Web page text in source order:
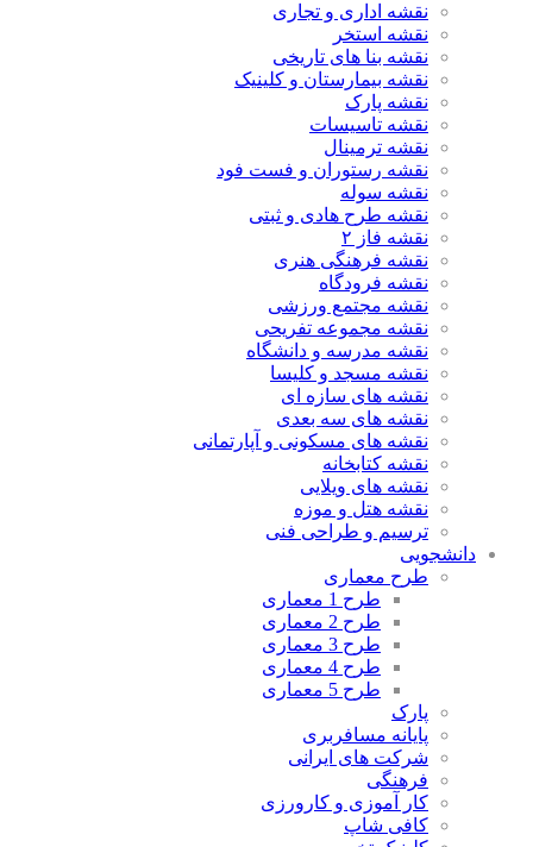
نقشه اداری و تجاری
نقشه استخر
نقشه بنا های تاریخی
نقشه بیمارستان و کلینیک
نقشه پارک
نقشه تاسیسات
نقشه ترمینال
نقشه رستوران و فست فود
نقشه سوله
نقشه طرح هادی و ثبتی
نقشه فاز ۲
نقشه فرهنگی هنری
نقشه فرودگاه
نقشه مجتمع ورزشی
نقشه مجموعه تفریحی
نقشه مدرسه و دانشگاه
نقشه مسجد و کلیسا
نقشه های سازه ای
نقشه های سه بعدی
نقشه های مسکونی و آپارتمانی
نقشه کتابخانه
نقشه های ویلایی
نقشه هتل و موزه
ترسیم و طراحی فنی
دانشجویی
طرح معماری
طرح 1 معماری
طرح 2 معماری
طرح 3 معماری
طرح 4 معماری
طرح 5 معماری
پارک
پایانه مسافربری
شرکت های ایرانی
فرهنگی
کار آموزی و کارورزی
کافی شاپ